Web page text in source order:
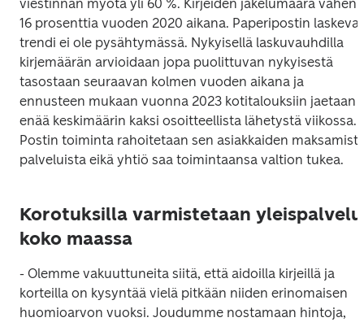
viestinnän myötä yli 60 %. Kirjeiden jakelumäärä väheni
16 prosenttia vuoden 2020 aikana. Paperipostin laskeva
trendi ei ole pysähtymässä. Nykyisellä laskuvauhdilla
kirjemäärän arvioidaan jopa puolittuvan nykyisestä
tasostaan seuraavan kolmen vuoden aikana ja
ennusteen mukaan vuonna 2023 kotitalouksiin jaetaan
enää keskimäärin kaksi osoitteellista lähetystä viikossa.
Postin toiminta rahoitetaan sen asiakkaiden
Korotuksilla varmistetaan yleispalvelu
koko maassa
- Olemme vakuuttuneita siitä, että aidoilla kirjeillä ja
korteilla on kysyntää vielä pitkään niiden erinomaisen
huomioarvon vuoksi. Joudumme nostamaan hintoja,